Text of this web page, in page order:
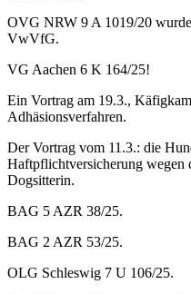
OVG NRW 9 A 1019/20
VwVfG.
VG Aachen 6 K 164/25!
Ein Vortrag am 19.3.,
Adhäsionsverfahren.
Der Vortrag vom 11.3.: die
Haftpflichtversicherung wegen
Dogsitterin.
BAG 5 AZR 38/25.
BAG 2 AZR 53/25.
OLG Schleswig 7 U 106/25.